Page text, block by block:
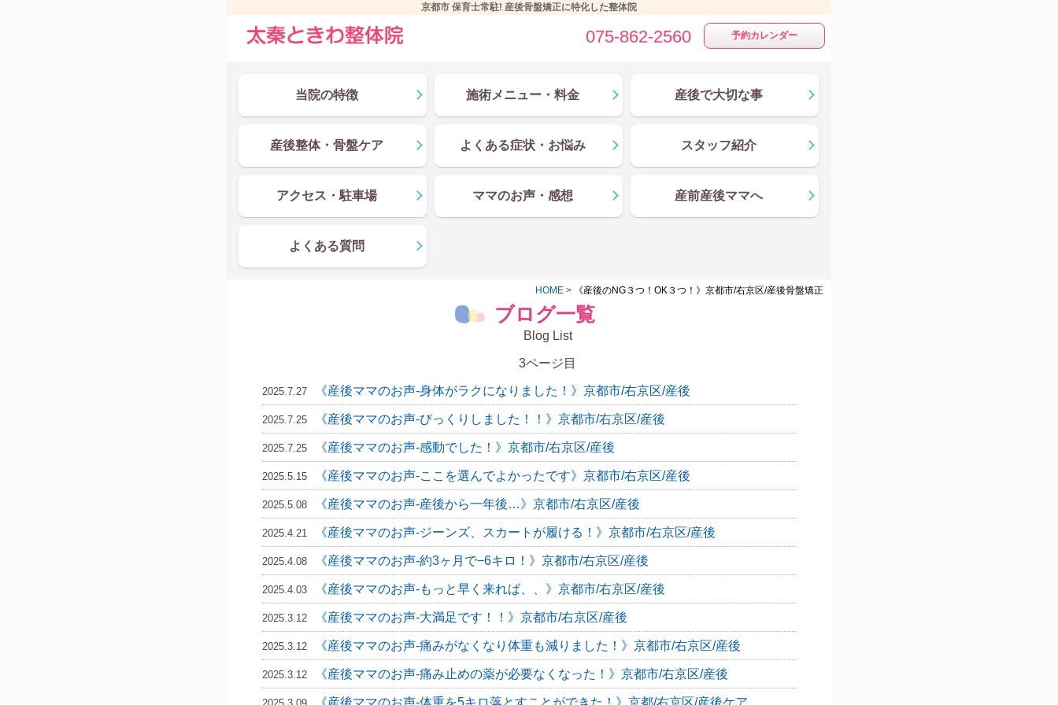
京都市 保育士常駐! 産後骨盤矯正に特化した整体院
075-862-2560 予約カレンダー
当院の特徴 施術メニュー・料金 産後で大切な事
産後整体・骨盤ケア よくある症状・お悩み スタッフ紹介
アクセス・駐車場 ママのお声・感想 産前産後ママへ
よくある質問
HOME > 《産後のNG３つ！OK３つ！》京都市/右京区/産後骨盤矯正
ブログ一覧
Blog List
3ページ目
2025.7.27 《産後ママのお声-身体がラクになりました！》京都市/右京区/産後
2025.7.25 《産後ママのお声-びっくりしました！！》京都市/右京区/産後
2025.7.25 《産後ママのお声-感動でした！》京都市/右京区/産後
2025.5.15 《産後ママのお声-ここを選んでよかったです》京都市/右京区/産後
2025.5.08 《産後ママのお声-産後から一年後…》京都市/右京区/産後
2025.4.21 《産後ママのお声-ジーンズ、スカートが履ける！》京都市/右京区/産後
2025.4.08 《産後ママのお声-約3ヶ月で−6キロ！》京都市/右京区/産後
2025.4.03 《産後ママのお声-もっと早く来れば、、》京都市/右京区/産後
2025.3.12 《産後ママのお声-大満足です！！》京都市/右京区/産後
2025.3.12 《産後ママのお声-痛みがなくなり体重も減りました！》京都市/右京区/産後
2025.3.12 《産後ママのお声-痛み止めの薬が必要なくなった！》京都市/右京区/産後
《産後ママのお声-体重を5キロ落とすことができた！》京都/右京区/産後ケア